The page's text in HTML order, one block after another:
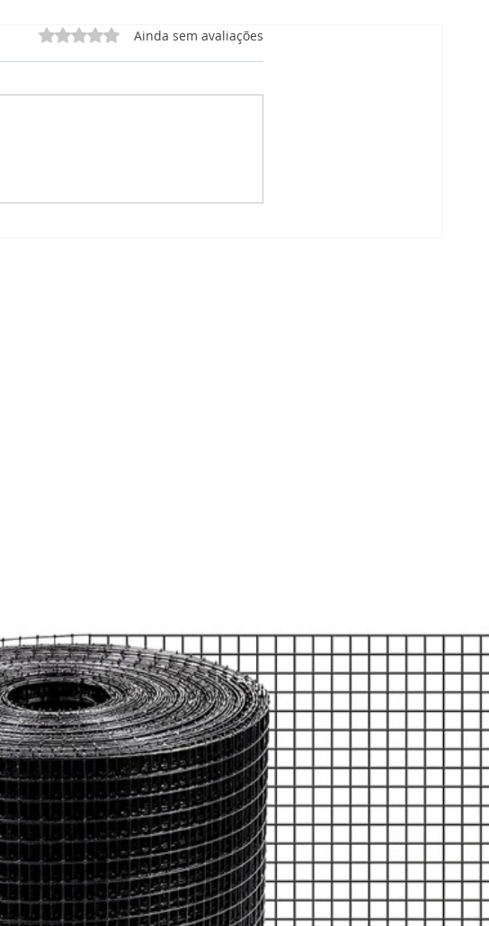
Avaliado com 0 de 5 estrelas.
Ainda sem avaliações